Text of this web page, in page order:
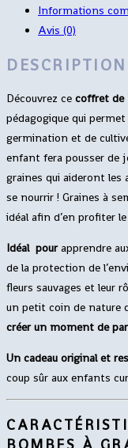
Informations
Avis (0)
DESCRIPTION
Découvrez ce coffret de
pédagogique qui
germination et de
enfant fera pousser de
graines qui aideront les
se nourrir ! Graines à
idéal afin d’en profiter
Idéal pourapprendre
de la protection de
fleurs sauvages et leur
un petit coin de nature
créer un moment de
Un cadeau original et
coup sûr aux enfants